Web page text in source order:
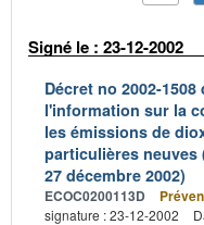
Signé le : 23-12-2002
Décret no 2002-
l'information sur la
les émissions de
particulières
27 décembre 2002)
ECOC0200113D
signature : 23-12-2002